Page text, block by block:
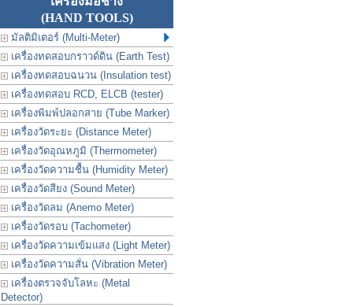
(HAND TOOLS)
มัลติมิเตอร์ (Multi-Meter)
เครื่องทดสอบกราวด์ดิน (Earth Test)
เครื่องทดสอบฉนวน (Insulation test)
เครื่องทดสอบ RCD, ELCB (tester)
เครื่องพิมพ์ปลอกสาย (Tube Marker)
เครื่องวัดระยะ (Distance Meter)
เครื่องวัดอุณหภูมิ (Thermometer)
เครื่องวัดความชื้น (Humidity Meter)
เครื่องวัดสียง (Sound Meter)
เครื่องวัดลม (Anemo Meter)
เครื่องวัดรอบ (Tachometer)
เครื่องวัดความเข้มแสง (Light Meter)
เครื่องวัดความสั่น (Vibration Meter)
เครื่องตรวจจับโลหะ (Metal
Detector)